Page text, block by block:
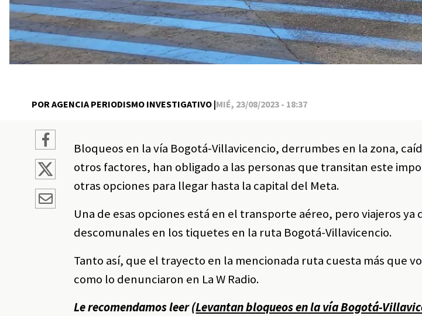
POR AGENCIA PERIODISMO INVESTIGATIVO |MIÉ, 23/08/2023 - 18:37
Bloqueos en la vía Bogotá-Villavicencio, derrumbes en la zona,
otros factores, han obligado a las personas que transitan este
otras opciones para llegar hasta la capital del Meta.
Una de esas opciones está en el transporte aéreo, pero viajeros
descomunales en los tiquetes en la ruta Bogotá-Villavicencio.
Tanto así, que el trayecto en la mencionada ruta cuesta más que
como lo denunciaron en La W Radio.
Le recomendamos leer (Levantan bloqueos en la vía Bogotá-